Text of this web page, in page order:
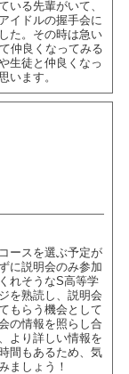
いる先輩がいて、
イドルの握手会に
た。その時は急い
仲良くなってみる
生徒と仲良くなっ
います。
ースを選ぶ予定が
に説明会のみ参加
れそうなS高等学
を熟読し、説明会
もらう機会として
の情報を照らし合
より詳しい情報を
間もあるため、気
ましょう！